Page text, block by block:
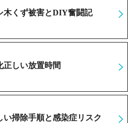
木くず被害とDIY奮闘記
正しい放置時間
い掃除手順と感染症リスク